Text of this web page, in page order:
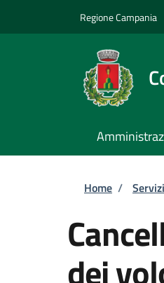
Regione Campania
Home / Servizi